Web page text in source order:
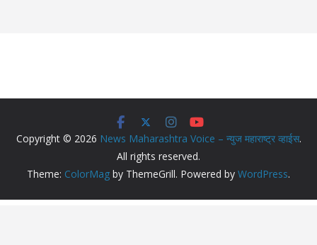
Copyright © 2026 News Maharashtra Voice – न्युज महाराष्ट्र व्हाईस.
All rights reserved.
Theme: ColorMag by ThemeGrill. Powered by WordPress.